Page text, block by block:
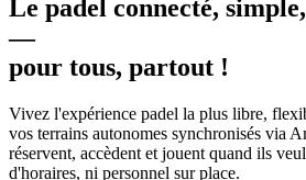
Le padel connecté,
—
pour tous, partout !
Vivez l'expérience padel la plus libre,
vos terrains autonomes synchronisés via
réservent, accèdent et jouent quand ils
d'horaires, ni personnel sur place.